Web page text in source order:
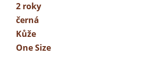
2 roky
černá
Kůže
One Size